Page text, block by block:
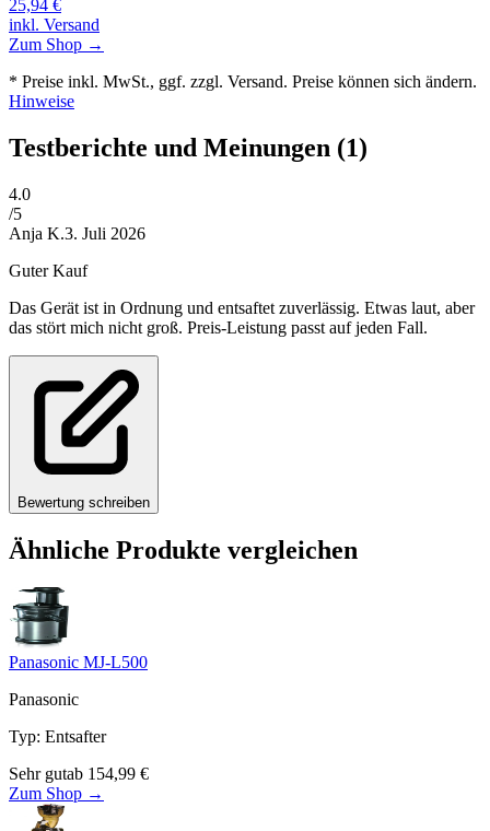
25,94 €
inkl. Versand
Zum Shop →
* Preise inkl. MwSt., ggf. zzgl. Versand. Preise können sich ändern.
Hinweise
Testberichte und Meinungen (1)
4.0
/5
Anja K.3. Juli 2026
Guter Kauf
Das Gerät ist in Ordnung und entsaftet zuverlässig. Etwas laut, aber
das stört mich nicht groß. Preis-Leistung passt auf jeden Fall.
Bewertung schreiben
Ähnliche Produkte vergleichen
Panasonic MJ-L500
Panasonic
Typ: Entsafter
Sehr gutab 154,99 €
Zum Shop →